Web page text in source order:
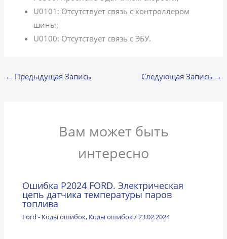
U0101: Отсутствует связь с контроллером
шины;
U0100: Отсутствует связь с ЭБУ.
← Предыдущая Запись Следующая Запись →
Вам может быть
интересно
Ошибка P2024 FORD. Электрическая
цепь датчика температуры паров
топлива
Ford - Коды ошибок, Коды ошибок/23.02.2024